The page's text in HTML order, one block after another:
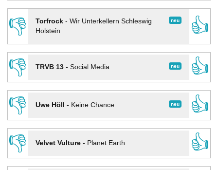
👎
neu
Torfrock- Wir Unterkellern Schleswig
Holstein
👍
👎
neu
TRVB 13- Social Media
👍
👎
neu
Uwe Höll - Keine Chance
👍
👎
Velvet Vulture- Planet Earth
👍